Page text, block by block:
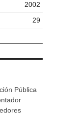
2002
29
Pública